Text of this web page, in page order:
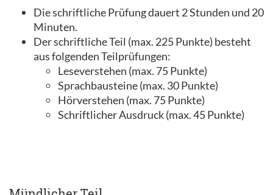
Die schriftliche Prüfung dauert 2 Stunden und 20
Minuten.
Der schriftliche Teil (max. 225 Punkte) besteht
aus folgenden Teilprüfungen:
Leseverstehen (max. 75 Punkte)
Sprachbausteine (max. 30 Punkte)
Hörverstehen (max. 75 Punkte)
Schriftlicher Ausdruck (max. 45 Punkte)